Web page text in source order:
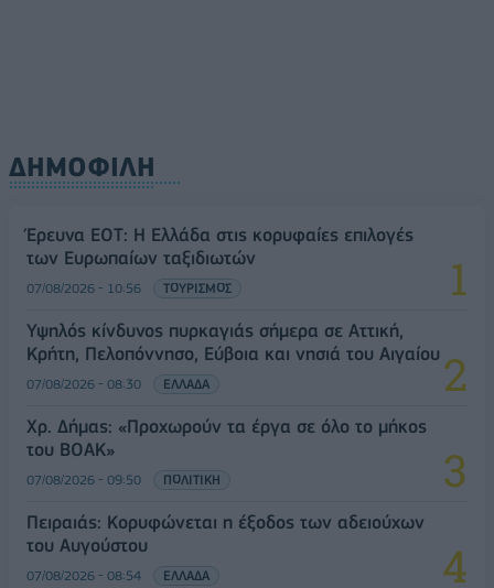
ΔΗΜΟΦΙΛΗ
Έρευνα ΕΟΤ: Η Ελλάδα στις κορυφαίες επιλογές
των Ευρωπαίων ταξιδιωτών
07/08/2026 - 10:56 ΤΟΥΡΙΣΜΟΣ
Υψηλός κίνδυνος πυρκαγιάς σήμερα σε Αττική,
Κρήτη, Πελοπόννησο, Εύβοια και νησιά του Αιγαίου
07/08/2026 - 08:30 ΕΛΛΑΔΑ
Χρ. Δήμας: «Προχωρούν τα έργα σε όλο το μήκος
του ΒΟΑΚ»
07/08/2026 - 09:50 ΠΟΛΙΤΙΚΗ
Πειραιάς: Κορυφώνεται η έξοδος των αδειούχων
του Αυγούστου
07/08/2026 - 08:54 ΕΛΛΑΔΑ